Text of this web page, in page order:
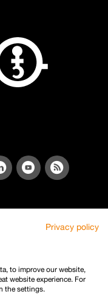
Privacy policy
to improve our website,
website experience. For
the settings.